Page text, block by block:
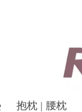
抱枕 | 腰枕